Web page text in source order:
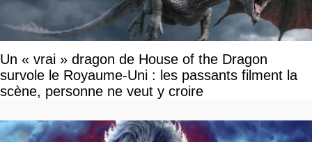
Un « vrai » dragon de House of the Dragon
survole le Royaume-Uni : les passants filment la
scène, personne ne veut y croire